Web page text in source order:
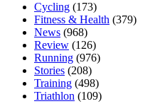
Cycling (173)
Fitness & Health (379)
News (968)
Review (126)
Running (976)
Stories (208)
Training (498)
Triathlon (109)